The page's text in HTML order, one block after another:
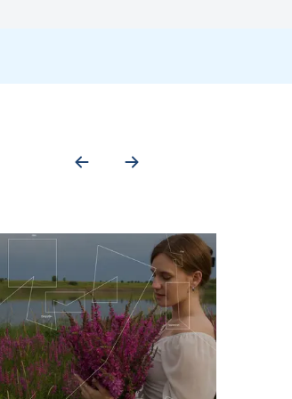
захворювання, ВІЛ-інфекція,
симптомів, високий ризик ускладнень і
при трансплантації органів, ВІЛ-інфекції, а
у межах дерматому без шкірних проявів.
вмісту, іноді зливаючись у великі